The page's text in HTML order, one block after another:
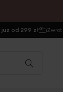
już od 299 zł Zwrot